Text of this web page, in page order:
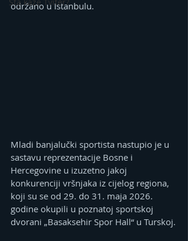
održano u Istanbulu.
Mladi banjalučki sportista nastupio je u
sastavu reprezentacije Bosne i
Hercegovine u izuzetno jakoj
konkurenciji vršnjaka iz cijelog regiona,
koji su se od 29. do 31. maja 2026.
godine okupili u poznatoj sportskoj
dvorani „Basaksehir Spor Hall“ u Turskoj.